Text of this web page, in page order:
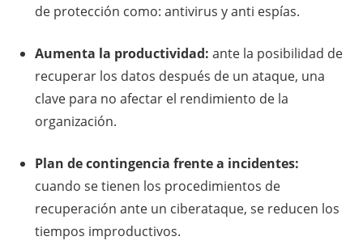
de protección como: antivirus y anti espías.
Aumenta la productividad: ante la posibilidad de
recuperar los datos después de un ataque, una
clave para no afectar el rendimiento de la
organización.
Plan de contingencia frente a incidentes:
cuando se tienen los procedimientos de
recuperación ante un ciberataque, se reducen los
tiempos improductivos.